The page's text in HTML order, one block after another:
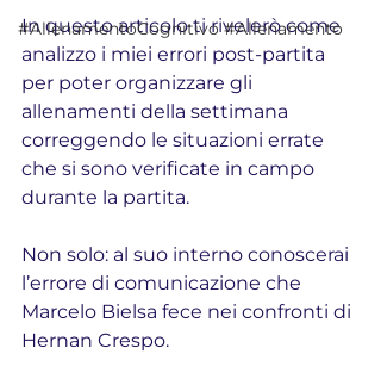
#AllenamentoCognitivo #Allenamento
In questo articolo ti rivelerò come
analizzo i miei errori post-partita
per poter organizzare gli
allenamenti della settimana
correggendo le situazioni errate
che si sono verificate in campo
durante la partita.
Non solo: al suo interno conoscerai
l’errore di comunicazione che
Marcelo Bielsa fece nei confronti di
Hernan Crespo.